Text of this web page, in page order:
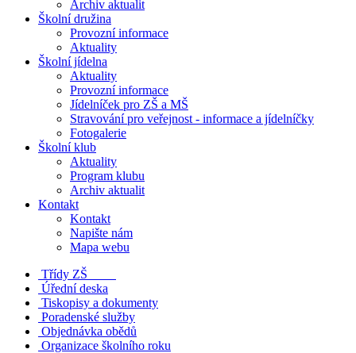
Archiv aktualit
Školní družina
Provozní informace
Aktuality
Školní jídelna
Aktuality
Provozní informace
Jídelníček pro ZŠ a MŠ
Stravování pro veřejnost - informace a jídelníčky
Fotogalerie
Školní klub
Aktuality
Program klubu
Archiv aktualit
Kontakt
Kontakt
Napište nám
Mapa webu
Třídy ZŠ
Úřední deska
Tiskopisy a dokumenty
Poradenské služby
Objednávka obědů
Organizace školního roku